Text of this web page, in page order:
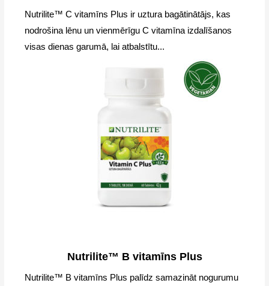
Nutrilite™ C vitamīns Plus ir uztura bagātinātājs, kas
nodrošina lēnu un vienmērīgu C vitamīna izdalīšanos
visas dienas garumā, lai atbalstītu...
Nutrilite™ B vitamīns Plus
Nutrilite™ B vitamīns Plus palīdz samazināt nogurumu